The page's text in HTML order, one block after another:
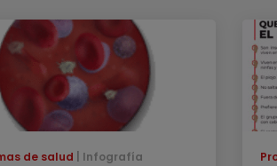
de salud Infografía